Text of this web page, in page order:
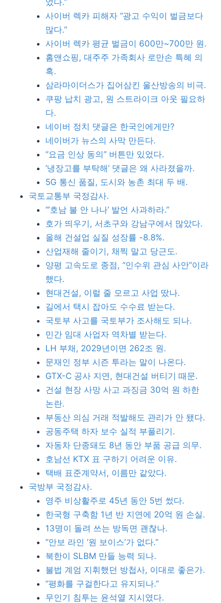
었다.”
사이버 렉카 피해자 “광고 수익이 벌금보다
많다.”
사이버 렉카 평균 벌금이 600만~700만 원.
홈앤쇼핑, 대주주 가족회사 로만손 특혜 의
혹.
삼라마이더스가 집어삼킨 울산방송의 비극.
쿠팡 납치 광고, 원 스트라이크 아웃 필요하
다.
네이버 정치 댓글은 한국인에게만?
네이버가 뉴스의 사막 만든다.
“요금 인상 동의” 버튼만 있었다.
‘냉장고를 부탁해’ 댓글은 왜 사라졌을까.
5G 통신 품질, 도시와 농촌 최대 두 배.
국토교통부 국정감사.
“’호남 불 안 나나’ 발언 사과하라.”
호가 띄우기, 서초구와 강남구에서 많았다.
올해 건설업 실질 성장률 -8.8%.
산업재해 줄이기, 채찍 말고 당근도.
양평 고속도로 종점, “인수위 관심 사안”이라
했다.
현대건설, 이럴 줄 모르고 사업 땄나.
길에서 택시 잡아도 수수료 받는다.
국토부 사고를 국토부가 조사해도 되나.
민간 임대 사업자 역차별 받는다.
LH 부채, 2029년이면 262조 원.
문재인 정부 시즌 투라는 말이 나온다.
GTX-C 공사 지연, 현대건설 버티기 때문.
건설 현장 사망 사고 과징금 30억 원 하한
논란.
부동산 의심 거래 적발해도 관리가 안 됐다.
공동주택 하자 보수 실적 부풀리기.
자동차 단종돼도 8년 동안 부품 공급 의무.
호남선 KTX 표 구하기 어려운 이유.
택배 표준계약서, 이름만 같았다.
국방부 국정감사.
영주 비상활주로 45년 동안 5번 썼다.
한국형 구축함 1년 반 지연에 20억 원 손실.
13명이 돌려 쓰는 방독면 괜찮나.
“안보 라인 ‘원 보이스’가 없다.”
북한이 SLBM 만들 능력 되나.
불법 계엄 지휘했던 방첩사, 이대로 좋은가.
“평화를 구걸한다고 유지되나.”
무인기 침투는 윤석열 지시였다.